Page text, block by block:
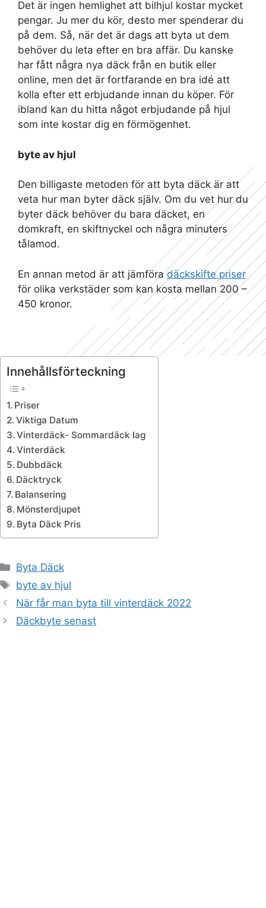
Det är ingen hemlighet att bilhjul kostar mycket
pengar. Ju mer du kör, desto mer spenderar du
på dem. Så, när det är dags att byta ut dem
behöver du leta efter en bra affär. Du kanske
har fått några nya däck från en butik eller
online, men det är fortfarande en bra idé att
kolla efter ett erbjudande innan du köper. För
ibland kan du hitta något erbjudande på hjul
som inte kostar dig en förmögenhet.
byte av hjul
Den billigaste metoden för att byta däck är att
veta hur man byter däck själv. Om du vet hur du
byter däck behöver du bara däcket, en
domkraft, en skiftnyckel och några minuters
tålamod.
En annan metod är att jämföradäckskifte priser
för olika verkstäder som kan kosta mellan 200 –
450 kronor.
Innehållsförteckning
Priser
Viktiga Datum
Vinterdäck- Sommardäck lag
Vinterdäck
Dubbdäck
Däcktryck
Balansering
Mönsterdjupet
Byta Däck Pris
Kategorier
Byta Däck
Etiketter
byte av hjul
När får man byta till vinterdäck 2022
Däckbyte senast